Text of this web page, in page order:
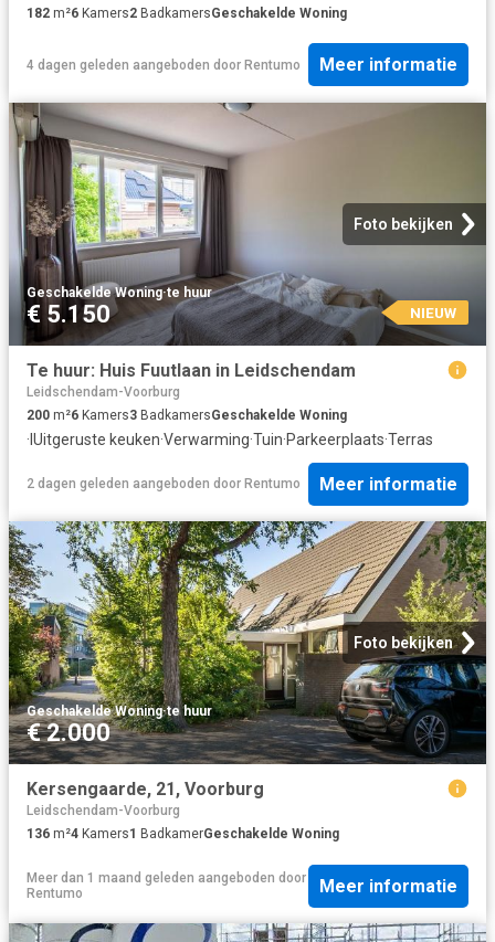
182 m²6 Kamers2 BadkamersGeschakelde Woning
4 dagen geleden aangeboden door Rentumo Meer informatie
Foto bekijken
Geschakelde Woning·te huur
€ 5.150 NIEUW
Te huur: Huis Fuutlaan in Leidschendam
Leidschendam-Voorburg
200 m²6 Kamers3 BadkamersGeschakelde Woning
·IUitgeruste keuken·Verwarming·Tuin·Parkeerplaats·Terras
2 dagen geleden aangeboden door Rentumo Meer informatie
Foto bekijken
Geschakelde Woning·te huur
€ 2.000
Kersengaarde, 21, Voorburg
Leidschendam-Voorburg
136 m²4 Kamers1 BadkamerGeschakelde Woning
Meer dan 1 maand geleden aangeboden door
Rentumo
Meer informatie